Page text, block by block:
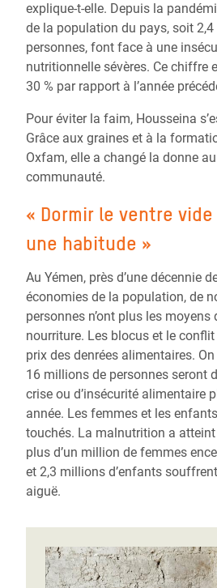
explique-t-elle. Depuis la
de la population du pays, soit
personnes, font face à une
nutritionnelle sévères. Ce chiffre
30 % par rapport à l’année
Pour éviter la faim, Housseina
Grâce aux graines et à la
Oxfam, elle a changé la donne
communauté.
« Dormir le ventre
une habitude »
Au Yémen, près d’une décennie
économies de la population, de
personnes n’ont plus les moyens
nourriture. Les blocus et le
prix des denrées alimentaires.
16 millions de personnes seront
crise ou d’insécurité alimentaire
année. Les femmes et les
touchés. La malnutrition a
plus d’un million de femmes
et 2,3 millions d’enfants
aiguë.